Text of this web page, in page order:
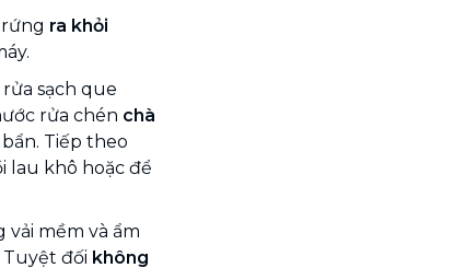
ra khỏi
sạch que
rửa chén chà
Tiếp theo
lau khô hoặc để
vải mềm và ẩm
đối không